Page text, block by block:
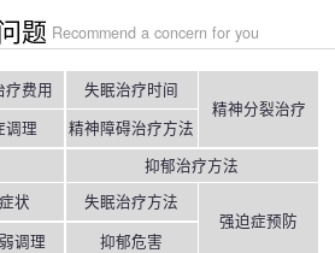
题 Recommend a concern for you
疗费用
调理
失眠治疗时间
精神障碍治疗方法
精神分裂治疗
抑郁治疗方法
状
调理
失眠治疗方法
抑郁危害
强迫症预防